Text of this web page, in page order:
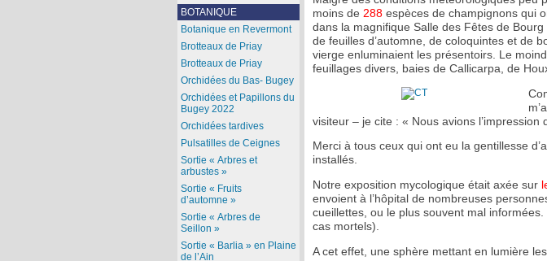
moins de 288espèces de champignons qui
dans la magnifique Salle des Fêtes de
de feuilles d’automne, de coloquintes et de
vierge enluminaient les présentoirs. Le
feuillages divers, baies de Callicarpa, de
visiteur – je cite : « Nous avions l’impression
Merci à tous ceux qui ont eu la gentillesse
installés.
Notre exposition mycologique était axée sur
envoient à l’hôpital de nombreuses
cueillettes, ou le plus souvent mal
cas mortels).
A cet effet, une sphère mettant en lumière
BOTANIQUE
Botanique en Revermont
Brotteaux de Priay
Brotteaux de Priay
Orchidées du Bas- Bugey
Orchidées et Papillons du
Bugey 2022
Orchidées tardives
Pulsatilles de Ceignes
Sortie « Arbres et
arbustes »
Sortie « Fruits
d’automne »
Sortie « Arbres de
Seillon »
Sortie « Barlia » en Plaine
de l’Ain